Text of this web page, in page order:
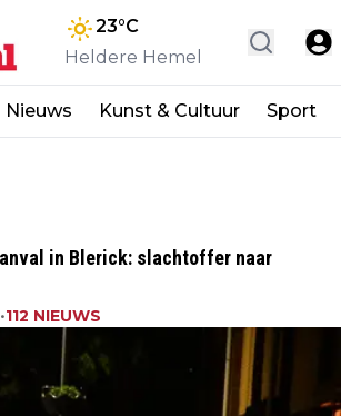
23°C
Heldere Hemel
Nieuws Kunst & Cultuur Sport
in Blerick: slachtoffer naar
•112 NIEUWS